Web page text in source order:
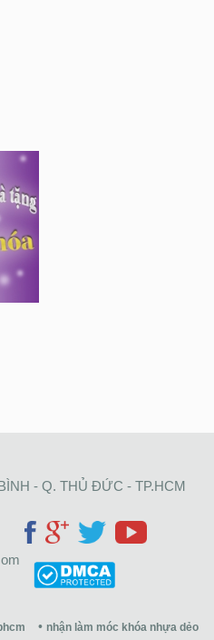
- Q. THỦ ĐỨC - TP.HCM
nhận làm móc khóa nhựa dẻo